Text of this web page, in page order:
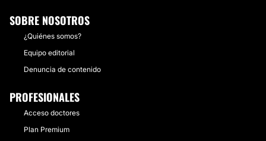
SOBRE NOSOTROS
¿Quiénes somos?
Equipo editorial
Denuncia de contenido
PROFESIONALES
Acceso doctores
Plan Premium